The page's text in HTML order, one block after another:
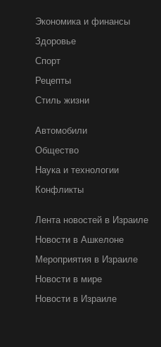
Экономика и финансы
Здоровье
Спорт
Рецепты
Стиль жизни
Автомобили
Общество
Наука и технологии
Конфликты
Лента новостей в Израиле
Новости в Ашкелоне
Мероприятия в Израиле
Новости в мире
Новости в Израиле